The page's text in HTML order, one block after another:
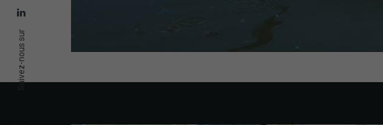
Suivez-nous sur